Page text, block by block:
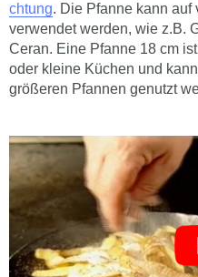
chtung. Die Pfanne kann auf
verwendet werden, wie z.B.
Ceran. Eine Pfanne 18 cm
oder kleine Küchen und
größeren Pfannen genutzt